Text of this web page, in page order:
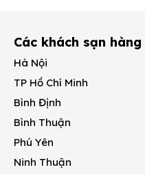
Các khách sạn
Hà Nội
TP Hồ Chí Minh
Bình Định
Bình Thuận
Phú Yên
Ninh Thuận